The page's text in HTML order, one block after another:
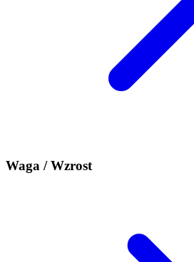
Waga / Wzrost